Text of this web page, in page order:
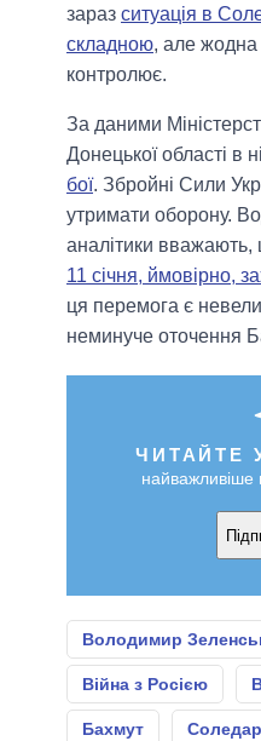
зараз ситуація в
складною, але жодна
контролює.
За даними
Донецької області в
бої. Збройні Сили
утримати оборону.
аналітики вважають,
11 січня, ймовірно,
ця перемога є
неминуче оточення
ЧИТАЙТЕ
найважливіше
Володимир
Війна з Росією
Бахмут Соледар